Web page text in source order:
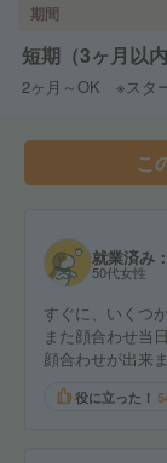
期間
短期（3ヶ月以内
2ヶ月～OK ※スタ
こ
就業済み
50代女性
すぐに、いくつ
また顔合わせ当
顔合わせが出来ま
役に立った！